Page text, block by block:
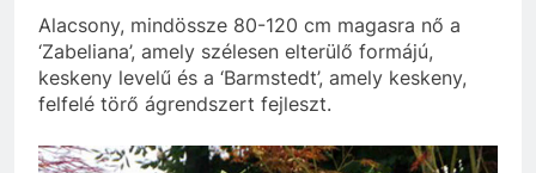
Alacsony, mindössze 80-120 cm magasra nő a
‘Zabeliana’, amely szélesen elterülő formájú,
keskeny levelű és a ‘Barmstedt’, amely keskeny,
felfelé törő ágrendszert fejleszt.